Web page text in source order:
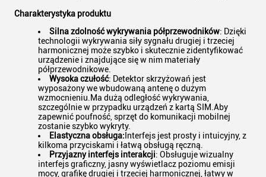
Charakterystyka produktu
Silna zdolność wykrywania półprzewodników: Dzięki
technologii wykrywania siły sygnału drugiej i trzeciej
harmonicznej może szybko i skutecznie zidentyfikować
urządzenie i znajdujące się w nim materiały
półprzewodnikowe.
Wysoka czułość: Detektor skrzyżowań jest
wyposażony we wbudowaną antenę o dużym
wzmocnieniu.Ma dużą odległość wykrywania,
szczególnie w przypadku urządzeń z kartą SIM.Aby
zapewnić poufność, sprzęt do komunikacji mobilnej
zostanie szybko wykryty.
Elastyczna obsługa: Interfejs jest prosty i intuicyjny, z
kilkoma przyciskami i łatwą obsługą ręczną.
Przyjazny interfejs interakcji: Obsługuje wizualny
interfejs graficzny, jasny wyświetlacz poziomu emisji
mocy, grafikę drugiej i trzeciej harmonicznej, łatwy w